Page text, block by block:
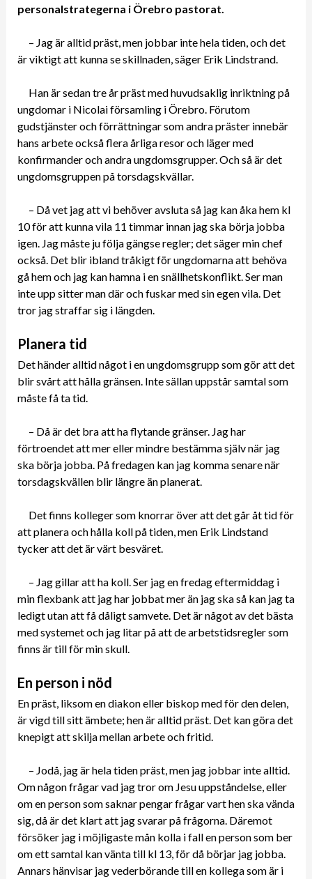
personalstrategerna i Örebro pastorat.
– Jag är alltid präst, men jobbar inte hela tiden, och det
är viktigt att kunna se skillnaden, säger Erik Lindstrand.
Han är sedan tre år präst med huvudsaklig inriktning på
ungdomar i Nicolai församling i Örebro. Förutom
gudstjänster och förrättningar som andra präster innebär
hans arbete också flera årliga resor och läger med
konfirmander och andra ungdomsgrupper. Och så är det
ungdomsgruppen på torsdagskvällar.
– Då vet jag att vi behöver avsluta så jag kan åka hem kl
10 för att kunna vila 11 timmar innan jag ska börja jobba
igen. Jag måste ju följa gängse regler; det säger min chef
också. Det blir ibland tråkigt för ungdomarna att behöva
gå hem och jag kan hamna i en snällhetskonflikt. Ser man
inte upp sitter man där och fuskar med sin egen vila. Det
tror jag straffar sig i längden.
Planera tid
Det händer alltid något i en ungdomsgrupp som gör att det
blir svårt att hålla gränsen. Inte sällan uppstår samtal som
måste få ta tid.
– Då är det bra att ha flytande gränser. Jag har
förtroendet att mer eller mindre bestämma själv när jag
ska börja jobba. På fredagen kan jag komma senare när
torsdagskvällen blir längre än planerat.
Det finns kolleger som knorrar över att det går åt tid för
att planera och hålla koll på tiden, men Erik Lindstand
tycker att det är värt besväret.
– Jag gillar att ha koll. Ser jag en fredag eftermiddag i
min flexbank att jag har jobbat mer än jag ska så kan jag ta
ledigt utan att få dåligt samvete. Det är något av det bästa
med systemet och jag litar på att de arbetstidsregler som
finns är till för min skull.
En person i nöd
En präst, liksom en diakon eller biskop med för den delen,
är vigd till sitt ämbete; hen är alltid präst. Det kan göra det
knepigt att skilja mellan arbete och fritid.
– Jodå, jag är hela tiden präst, men jag jobbar inte alltid.
Om någon frågar vad jag tror om Jesu uppståndelse, eller
om en person som saknar pengar frågar vart hen ska vända
sig, då är det klart att jag svarar på frågorna. Däremot
försöker jag i möjligaste mån kolla i fall en person som ber
om ett samtal kan vänta till kl 13, för då börjar jag jobba.
Annars hänvisar jag vederbörande till en kollega som är i